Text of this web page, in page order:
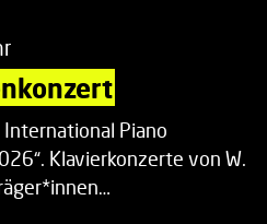
International Piano
Klavierkonzerte von W.